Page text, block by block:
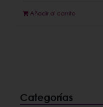
Añadir al carrito
Categorías